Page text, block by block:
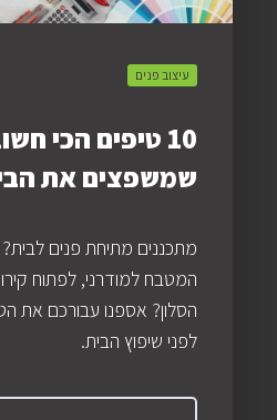
עיצוב פנים
10 טיפים הכי
שמשפצים את
מתכננים מתיחת פנים
המטבח למודרני, לפתוח
הסלון? אספנו עבורכם את
לפני שיפוץ הבית.